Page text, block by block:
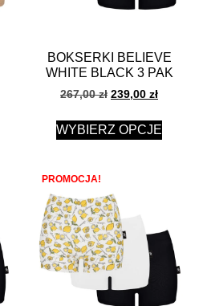
BOKSERKI BELIEVE
WHITE BLACK 3 PAK
267,00zł 239,00 zł
WYBIERZ OPCJE
PROMOCJA!